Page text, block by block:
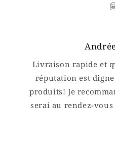
Livraison rapide et
réputation est
produits! Je
serai au rendez-